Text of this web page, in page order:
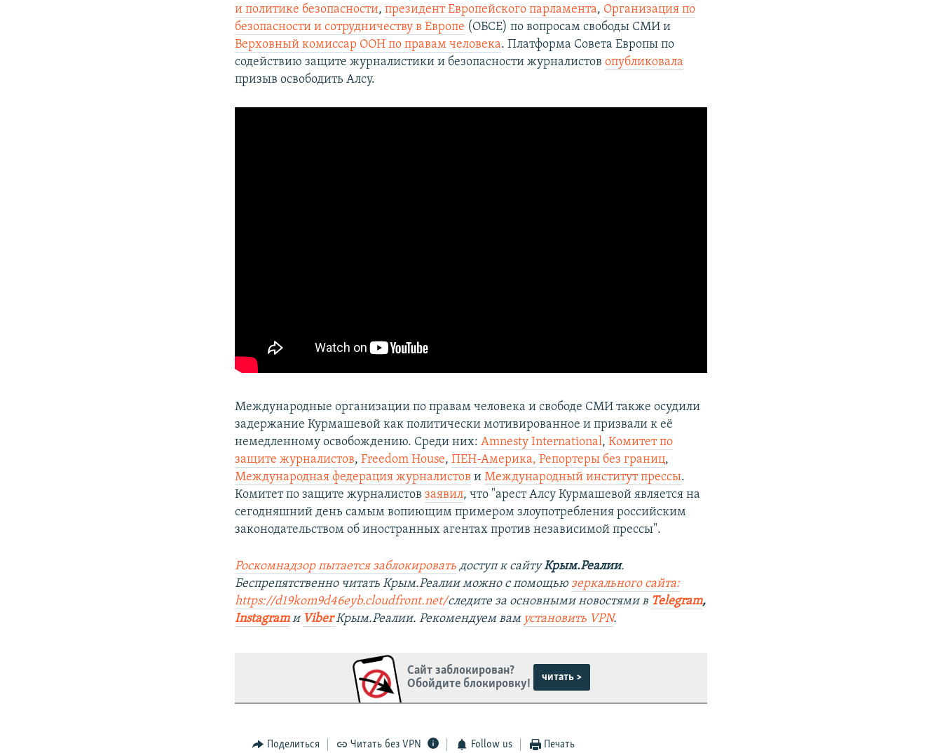
и политике безопасности,президент Европейского парламента, Организация по
безопасности и сотрудничеству в Европе (ОБСЕ) по вопросам свободы СМИ и
Верховный комиссар ООН по правам человека. Платформа Совета Европы по
содействию защите журналистики и безопасности журналистовопубликовала
призыв освободить Алсу.
Международные организации по правам человека и свободе СМИ также осудили
задержание Курмашевой как политически мотивированное и призвали к её
немедленному освобождению. Среди них:Amnesty International,Комитет по
защите журналистов,Freedom House,ПЕН-Америка, Репортеры без границ,
Международная федерация журналистов иМеждународный институт прессы.
Комитет по защите журналистовзаявил, что "арест Алсу Курмашевой является на
сегодняшний день самым вопиющим примером злоупотребления российским
законодательством об иностранных агентах против независимой прессы".
Роскомнадзор пытается заблокировать доступ к сайтуКрым.Реалии.
Беспрепятственно читать Крым.Реалии можно с помощьюзеркального сайта:
https://d19kom9d46eyb.cloudfront.net/следите за основными новостями в Telegram,
Instagram и Viber Крым.Реалии. Рекомендуем вам установить VPN.
Сайт заблокирован?
Обойдите блокировку!
читать >
Поделиться Читать без VPN Follow us Печать